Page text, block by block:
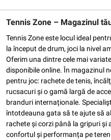
Tennis Zone – Magazinul
Tennis Zone este locul ideal
la început de drum, joci la nivel
Oferim una dintre cele mai
disponibile online. În magazinul
pentru joc: rachete de tenis,
rucsacuri și o gamă largă de
branduri internaționale.
întotdeauna gata să te ajute să
rachete și corzi până la gripuri și
confortul și performanța pe